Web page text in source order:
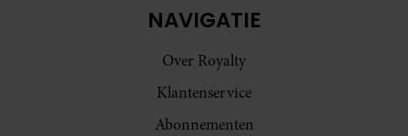
NAVIGATIE
Over Royalty
Klantenservice
Abonnementen